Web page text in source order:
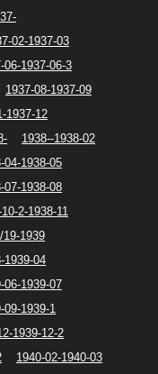
02-1937-03
06-1937-06-3
1937-08-1937-09
1937-12
1938--1938-02
04-1938-05
07-1938-08
2-1938-11
19-1939
1939-04
06-1939-07
09-1939-1
1939-12-2
1940-02-1940-03